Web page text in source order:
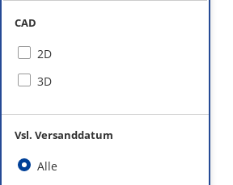
CAD
2D
3D
Vsl. Versanddatum
Alle